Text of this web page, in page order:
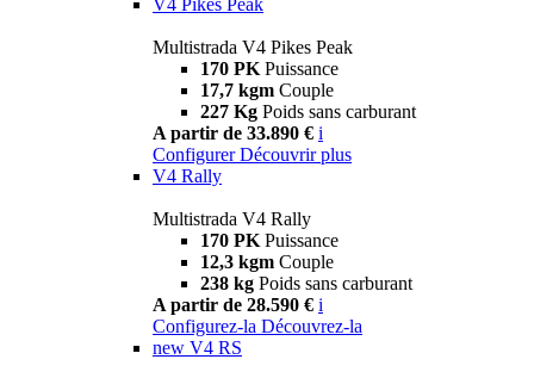
Multistrada V4 Pikes Peak
170 PK Puissance
17,7 kgm Couple
227 Kg Poids sans carburant
A partir de 33.890 € i
Configurer Découvrir plus
V4 Rally
Multistrada V4 Rally
170 PK Puissance
12,3 kgm Couple
238 kg Poids sans carburant
A partir de 28.590 € i
Configurez-la Découvrez-la
new V4 RS